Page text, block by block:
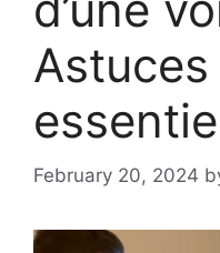
February 20, 2024